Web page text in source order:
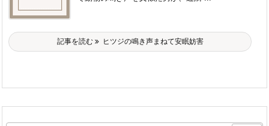
記事を読む ヒツジの鳴き声まねて安眠妨害